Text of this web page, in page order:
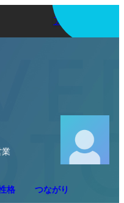
アプリを使う
格 つながり